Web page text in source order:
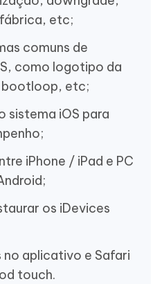
etc;
comuns de
como logotipo da
bootloop, etc;
sistema iOS para
iPhone / iPad e PC
os iDevices
no aplicativo e Safari
touch.